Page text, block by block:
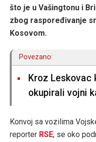
što je u Vašingtonu i
zbog raspoređivanje
Kosovom.
Povezano:
Kroz Leskovac
okupirali vojni
Konvoj sa vozilima
reporter RSE, se oko